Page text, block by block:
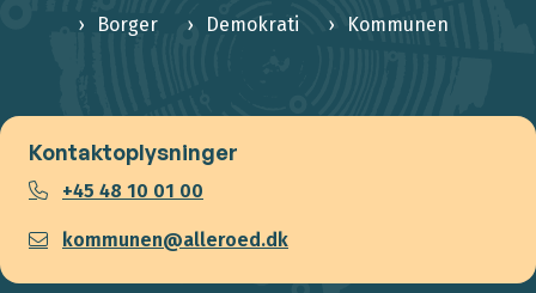
Borger Demokrati Kommunen
Kontaktoplysninger
+45 48 10 01 00
kommunen@alleroed.dk